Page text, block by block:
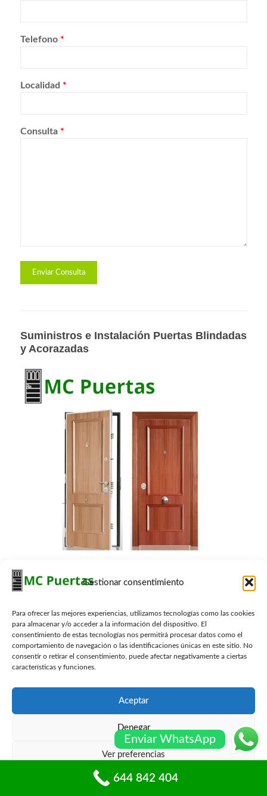
Gestionar consentimiento
Para ofrecer las mejores experiencias, utilizamos tecnologías como las cookies
para almacenar y/o acceder a la información del dispositivo. El
consentimiento de estas tecnologías nos permitirá procesar datos como el
comportamiento de navegación o las identificaciones únicas en este sitio. No
consentir o retirar el consentimiento, puede afectar negativamente a ciertas
características y funciones.
Aceptar
Denegar
Ver preferencias
Política de cookiesPolíticas de privacidad
Telefono *
Localidad *
Consulta *
Suministros e Instalación Puertas Blindadas
y Acorazadas
Horario de Nuestros Tecnicos
DIA HORAS
Lunes 8:00 - 19:00
Martes 8:00 - 19:00
8:00 - 19:00Enviar WhatsApp
644 842 404